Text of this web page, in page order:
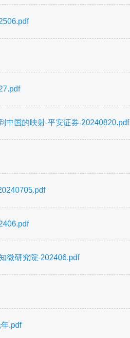
中国的映射-平安证券-20240820.pdf
微研究院-202406.pdf
.pdf